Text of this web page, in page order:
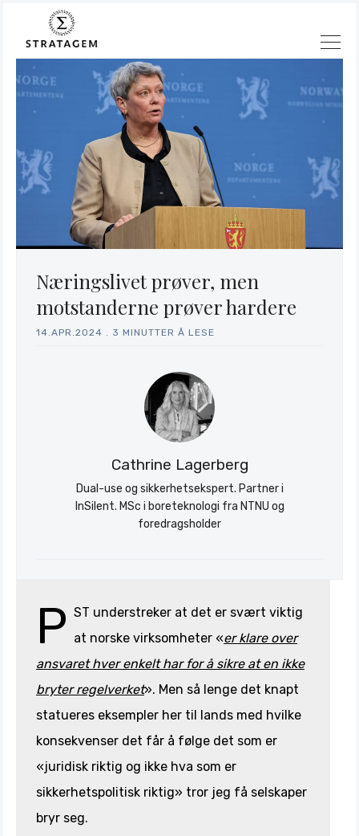
Stratagem
Næringslivet prøver, men
motstanderne prøver hardere
14.APR.2024 3 MINUTTER Å LESE
Cathrine Lagerberg
Dual-use og sikkerhetsekspert. Partner i
InSilent. MSc i boreteknologi fra NTNU og
foredragsholder
P ST understreker at det er svært viktig
at norske virksomheter «er klare over
ansvaret hver enkelt har for å sikre at en ikke
bryter regelverket». Men så lenge det knapt
statueres eksempler her til lands med hvilke
konsekvenser det får å følge det som er
«juridisk riktig og ikke hva som er
sikkerhetspolitisk riktig» tror jeg få selskaper
bryr seg.